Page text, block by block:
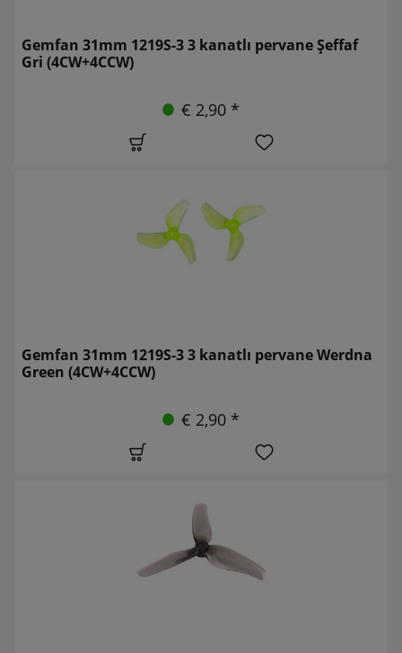
Gemfan 31mm 1219S-3 3 kanatlı pervane Şeffaf
Gri (4CW+4CCW)
€ 2,90 *
Gemfan 31mm 1219S-3 3 kanatlı pervane Werdna
Green (4CW+4CCW)
€ 2,90 *